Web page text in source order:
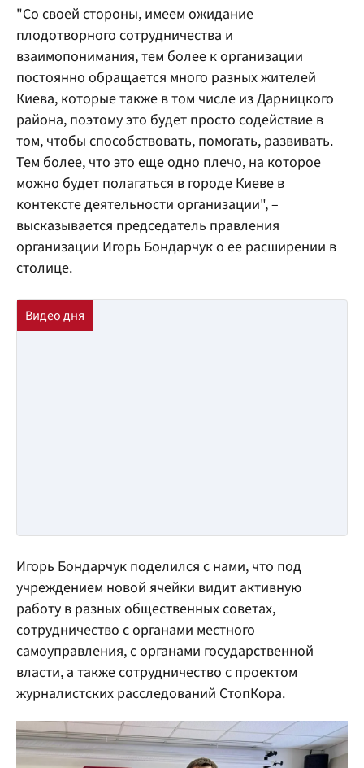
"Со своей стороны, имеем ожидание
плодотворного сотрудничества и
взаимопонимания, тем более к организации
постоянно обращается много разных жителей
Киева, которые также в том числе из Дарницкого
района, поэтому это будет просто содействие в
том, чтобы способствовать, помогать, развивать.
Тем более, что это еще одно плечо, на которое
можно будет полагаться в городе Киеве в
контексте деятельности организации", –
высказывается председатель правления
организации Игорь Бондарчук о ее расширении в
столице.
Игорь Бондарчук поделился с нами, что под
учреждением новой ячейки видит активную
работу в разных общественных советах,
сотрудничество с органами местного
самоуправления, с органами государственной
власти, а также сотрудничество с проектом
журналистских расследований СтопКора.